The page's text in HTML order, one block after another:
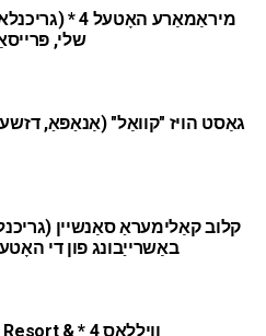
מיראַמאַרע האָטעל
שלי,
גאַסט הויז "קוואַל" (אַנאַפּאַ,
קלוב קאַלימעראַ סאַנשיין
באַשרייַבונג פון די